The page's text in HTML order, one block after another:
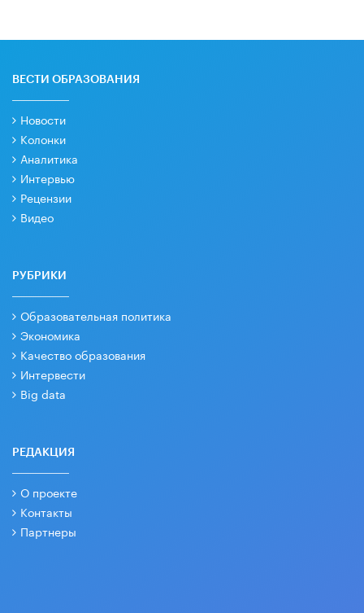
ВЕСТИ ОБРАЗОВАНИЯ
Новости
Колонки
Аналитика
Интервью
Рецензии
Видео
РУБРИКИ
Образовательная политика
Экономика
Качество образования
Интервести
Big data
РЕДАКЦИЯ
О проекте
Контакты
Партнеры